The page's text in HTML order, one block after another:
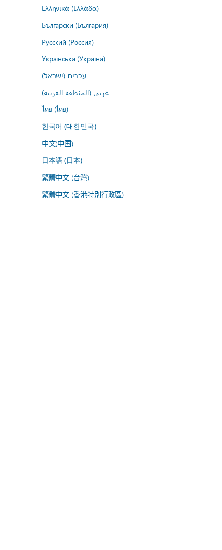
Ελληνικά (Ελλάδα)
Български (България)
Русский (Россия)
Українська (Україна)
עברית (ישראל)
عربي (المنطقة العربية)
ไทย (ไทย)
한국어 (대한민국)
中文(中国)
日本語 (日本)
繁體中文 (台灣)
繁體中文 (香港特別行政區)